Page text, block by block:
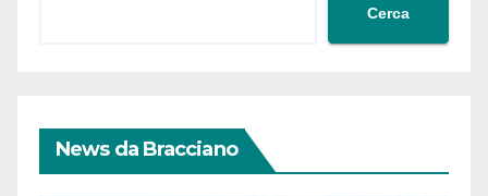
Cerca
News da Bracciano